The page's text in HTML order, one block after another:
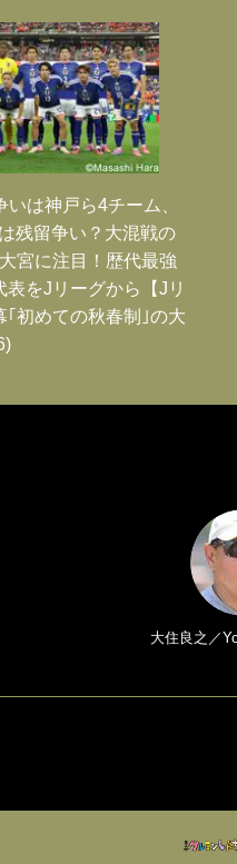
いは神戸ら4チーム、
残留争い？大混戦の
宮に注目！歴代最強
表をJリーグから【Jリ
｢初めての秋春制｣の大
大住良之／